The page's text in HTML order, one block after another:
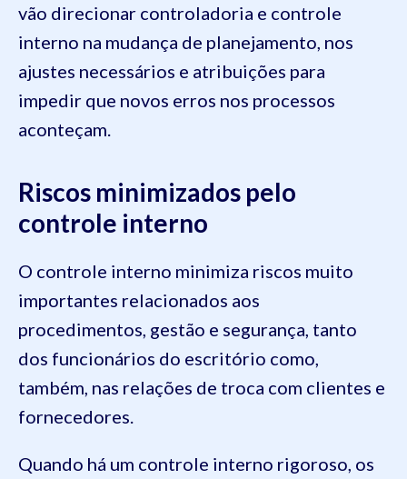
vão direcionar controladoria e controle
interno na mudança de planejamento, nos
ajustes necessários e atribuições para
impedir que novos erros nos processos
aconteçam.
Riscos minimizados pelo
controle interno
O controle interno minimiza riscos muito
importantes relacionados aos
procedimentos, gestão e segurança, tanto
dos funcionários do escritório como,
também, nas relações de troca com clientes e
fornecedores.
Quando há um controle interno rigoroso, os